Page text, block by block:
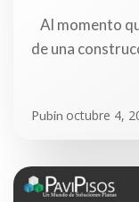
Al momento
de una
Pubin octubre 4,